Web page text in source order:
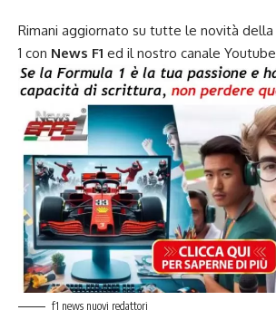
Rimani aggiornato su tutte le novità della
1 con News F1 ed il nostro canale Youtube
f1 news nuovi redattori